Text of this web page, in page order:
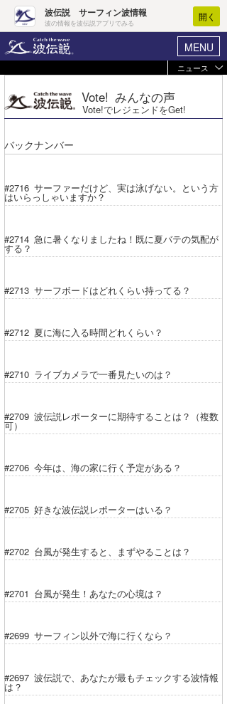
波伝説 サーフィン波情報
波の情報を波伝説アプリでみる
開く
MENU
ヘルプ マイホーム
ログイン
WAVE HUNTER波予想ツール
ニュース
今月のプレゼント
Vote! みんなの声
Vote!でレジェンドをGet!
バックナンバー
#2716 サーファーだけど、実は泳げない。という方
はいらっしゃいますか？
#2714 急に暑くなりましたね！既に夏バテの気配が
する？
#2713 サーフボードはどれくらい持ってる？
#2712 夏に海に入る時間どれくらい？
#2710 ライブカメラで一番見たいのは？
#2709 波伝説レポーターに期待することは？（複数
可）
#2706 今年は、海の家に行く予定がある？
#2705 好きな波伝説レポーターはいる？
#2702 台風が発生すると、まずやることは？
#2701 台風が発生！あなたの心境は？
#2699 サーフィン以外で海に行くなら？
#2697 波伝説で、あなたが最もチェックする波情報
は？
ニュース
Core Surf Japan
ファッション/グッズ
アート＆エンタメ
トラベル
ショップ情報
湘南
千葉南
四国
沖縄
ウラナミ
お知らせ
VOTE!
サーファーズ
Naoya Kimoto
メディア